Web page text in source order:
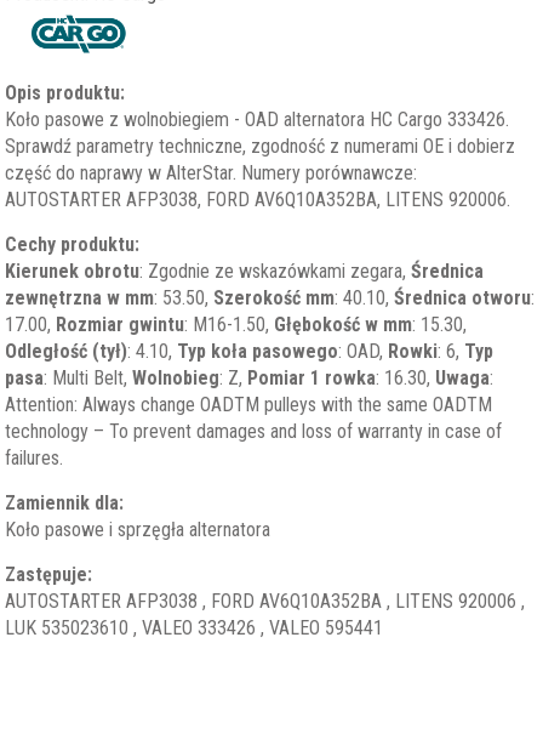
Opis produktu:
Koło pasowe z wolnobiegiem - OAD alternatora HC Cargo 333426.
Sprawdź parametry techniczne, zgodność z numerami OE i dobierz
część do naprawy w AlterStar. Numery porównawcze:
AUTOSTARTER AFP3038, FORD AV6Q10A352BA, LITENS 920006.
Cechy produktu:
Kierunek obrotu: Zgodnie ze wskazówkami zegara,Średnica
zewnętrzna w mm: 53.50, Szerokość mm: 40.10,Średnica otworu:
17.00, Rozmiar gwintu: M16-1.50, Głębokość w mm: 15.30,
Odległość (tył): 4.10, Typ koła pasowego: OAD, Rowki: 6, Typ
pasa: Multi Belt,Wolnobieg: Z, Pomiar 1 rowka: 16.30, Uwaga:
Attention: Always change OADTM pulleys with the same OADTM
technology – To prevent damages and loss of warranty in case of
failures.
Zamiennik dla:
Koło pasowe i sprzęgła alternatora
Zastępuje:
AUTOSTARTER AFP3038 , FORD AV6Q10A352BA , LITENS 920006 ,
LUK 535023610 , VALEO 333426 , VALEO 595441